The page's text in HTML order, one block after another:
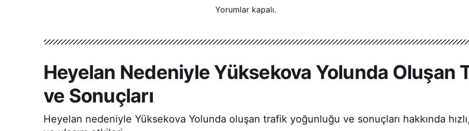
Yorumlar kapalı.
Heyelan Nedeniyle Yüksekova Yolunda Oluşan
ve Sonuçları
Heyelan nedeniyle Yüksekova Yolunda oluşan trafik yoğunluğu ve sonuçları hakkında